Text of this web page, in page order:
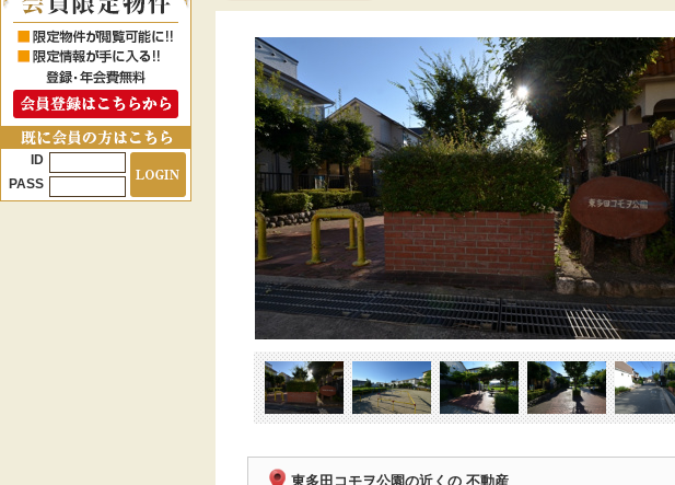
東多田コモヲ公園の近くの 不動産
ID
PASS